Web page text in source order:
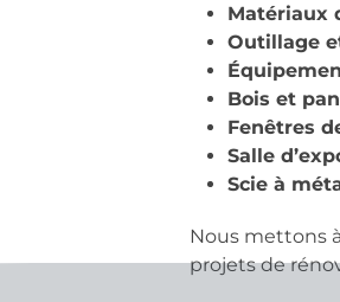
Matériaux
Outillage
Bois et
Fenêtres
Salle
Scie à
Nous mettons
projets de